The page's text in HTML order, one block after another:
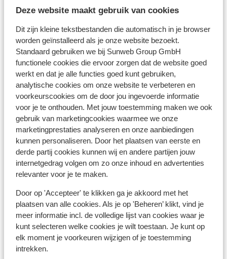
Deze website maakt gebruik van cookies
Dit zijn kleine tekstbestanden die automatisch in je browser
worden geïnstalleerd als je onze website bezoekt.
Standaard gebruiken we bij Sunweb Group GmbH
functionele cookies die ervoor zorgen dat de website goed
werkt en dat je alle functies goed kunt gebruiken,
analytische cookies om onze website te verbeteren en
voorkeurscookies om de door jou ingevoerde informatie
voor je te onthouden. Met jouw toestemming maken we ook
gebruik van marketingcookies waarmee we onze
marketingprestaties analyseren en onze aanbiedingen
kunnen personaliseren. Door het plaatsen van eerste en
derde partij cookies kunnen wij en andere partijen jouw
internetgedrag volgen om zo onze inhoud en advertenties
relevanter voor je te maken.
Door op 'Accepteer' te klikken ga je akkoord met het
plaatsen van alle cookies. Als je op 'Beheren’ klikt, vind je
meer informatie incl. de volledige lijst van cookies waar je
kunt selecteren welke cookies je wilt toestaan. Je kunt op
elk moment je voorkeuren wijzigen of je toestemming
intrekken.
Afstanden
Centrum: 1000 m
Bushalte: 1000 m
Langlaufloipe: 100 m
Skibushalte: 100 m
Skilift: 100 m
Winkels: 1000 m
Skipas, -les en verhuur
Skipas
Skilessen
Skimateriaal
Andere accommodaties in SkiWelt